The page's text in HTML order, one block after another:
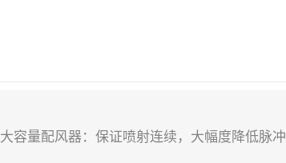
大容量配风器：保证喷射连续，大幅度降低脉冲